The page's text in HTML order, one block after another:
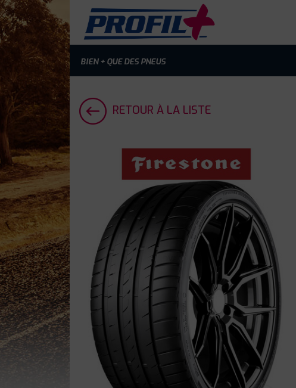
BIEN + QUE DES PNEUS
RETOUR À LA LISTE